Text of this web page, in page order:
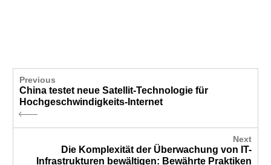
Previous
China testet neue Satellit-Technologie für
Hochgeschwindigkeits-Internet
Next
Die Komplexität der Überwachung von IT-
Infrastrukturen bewältigen: Bewährte Praktiken